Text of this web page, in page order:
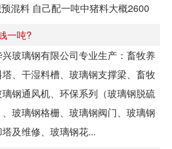
混料 自己配一吨中猪料大概2600
一吨?
玻璃钢有限公司专业生产：畜牧养
、干湿料槽、玻璃钢支撑梁、畜牧
钢通风机、环保系列（玻璃钢脱硫
玻璃钢格栅、玻璃钢阀门、玻璃钢
及维修、玻璃钢花...